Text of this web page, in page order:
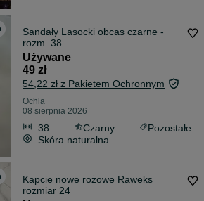
Sandały Lasocki obcas czarne -
rozm. 38
Używane
49 zł
54,22 zł z Pakietem Ochronnym
Ochla
08 sierpnia 2026
38 Czarny
Pozostałe
Skóra naturalna
Kapcie nowe rożowe Raweks
rozmiar 24